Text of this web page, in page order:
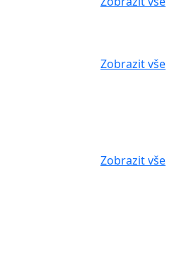
Zobrazit vše
Zobrazit vše